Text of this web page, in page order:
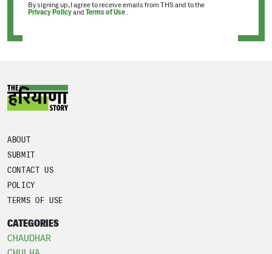
By signing up, I agree to receive emails from THS and to the
Privacy Policyand Terms of Use .
ABOUT
SUBMIT
CONTACT US
POLICY
TERMS OF USE
CATEGORIES
CHAUDHAR